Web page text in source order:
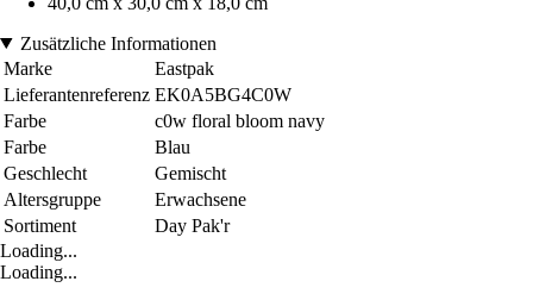
Zusätzliche Informationen
Marke
Eastpak
Lieferantenreferenz EK0A5BG4C0W
Farbe
c0w floral bloom navy
Farbe
Blau
Geschlecht
Gemischt
Altersgruppe
Erwachsene
Sortiment
Day Pak'r
Loading...
Loading...